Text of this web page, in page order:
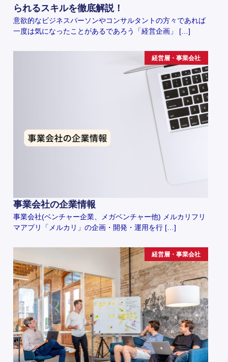
られるスキルを徹底解説！
意欲的なビジネスパーソンやコンサルタントの方々であれば
一度は気になったことがあるであろう「経営企画」 […]
経営層・事業会社
事業会社の企業情報
事業会社(ベンチャー企業、メガベンチャー他) メルカリフリ
マアプリ「メルカリ」の企画・開発・運用を行 […]
経営層・事業会社